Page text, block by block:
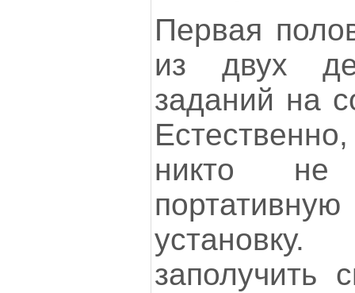
Первая
из двух
заданий на
никто
заполучить